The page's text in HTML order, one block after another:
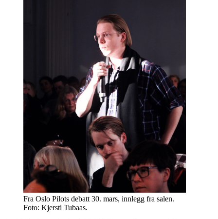
Fra Oslo Pilots debatt 30. mars, innlegg fra salen.
Foto: Kjersti Tubaas.